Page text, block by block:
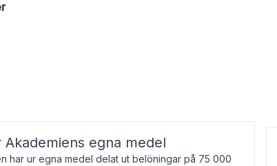
Akademiens egna medel
har ur egna medel delat ut belöningar på 75 000